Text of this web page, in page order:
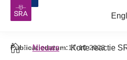
Nieuws Korte reactie
Publicatiedatum:17-10-2023